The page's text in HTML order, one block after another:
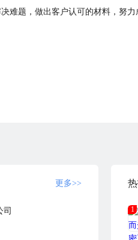
难题，做出客户认可的材料，努力
更多>>
司
1